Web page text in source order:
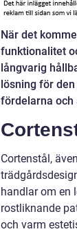
När det
funktionalitet
långvarig
lösning för
fördelarna och
Cortenstål,
handlar om en
rostliknande
och varm